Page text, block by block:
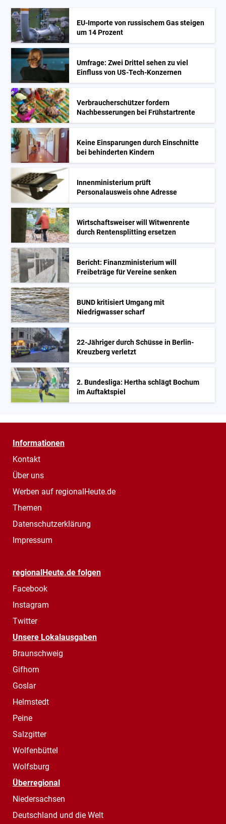
EU-Importe von russischem Gas steigen
um 14 Prozent
Umfrage: Zwei Drittel sehen zu viel
Einfluss von US-Tech-Konzernen
Verbraucherschützer fordern
Nachbesserungen bei Frühstartrente
Keine Einsparungen durch Einschnitte
bei behinderten Kindern
Innenministerium prüft
Personalausweis ohne Adresse
Wirtschaftsweiser will Witwenrente
durch Rentensplitting ersetzen
Bericht: Finanzministerium will
Freibeträge für Vereine senken
BUND kritisiert Umgang mit
Niedrigwasser scharf
22-Jähriger durch Schüsse in Berlin-
Kreuzberg verletzt
2. Bundesliga: Hertha schlägt Bochum
im Auftaktspiel
Informationen
Kontakt
Über uns
Werben auf regionalHeute.de
Themen
Datenschutzerklärung
Impressum
regionalHeute.de folgen
Facebook
Instagram
Twitter
Unsere Lokalausgaben
Braunschweig
Gifhorn
Goslar
Helmstedt
Peine
Salzgitter
Wolfenbüttel
Wolfsburg
Überregional
Niedersachsen
Deutschland und die Welt